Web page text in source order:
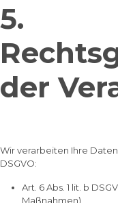
5.
der
Wir verarbeiten Ihre
DSGVO:
Art. 6 Abs. 1 lit. b
Maßnahmen),